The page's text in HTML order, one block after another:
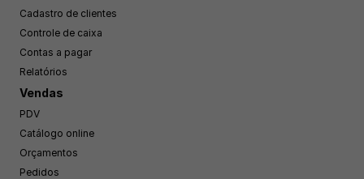
Cadastro de clientes
Controle de caixa
Contas a pagar
Relatórios
Vendas
PDV
Catálogo online
Orçamentos
Pedidos